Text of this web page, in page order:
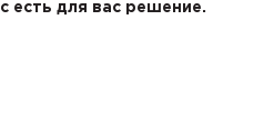
есть для вас решение.